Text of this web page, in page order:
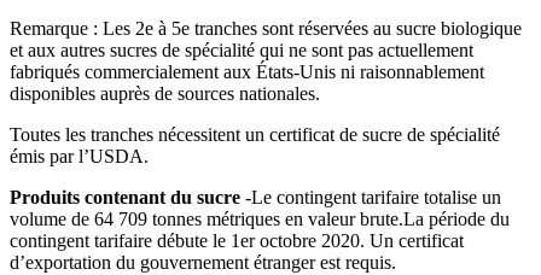
Remarque : Les 2e à 5e tranches sont réservées au sucre biologique
et aux autres sucres de spécialité qui ne sont pas actuellement
fabriqués commercialement aux États-Unis ni raisonnablement
disponibles auprès de sources nationales.
Toutes les tranches nécessitent un certificat de sucre de spécialité
émis par l’USDA.
Produits contenant du sucre -Le contingent tarifaire totalise un
volume de 64 709 tonnes métriques en valeur brute.La période du
contingent tarifaire débute le 1er octobre 2020. Un certificat
d’exportation du gouvernement étranger est requis.